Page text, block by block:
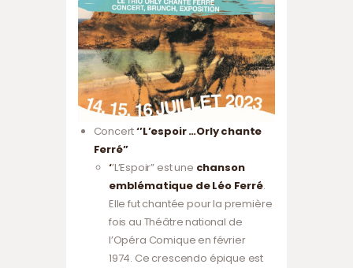
Concert‘’L’espoir …Orly chante
Ferré”
‘’L’Espoir” est une chanson
emblématique de Léo Ferré.
Elle fut chantée pour la première
fois au Théâtre national de
l’Opéra Comique en février
1974. Ce crescendo épique est